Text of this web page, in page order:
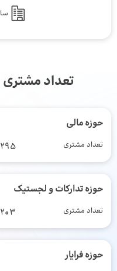
تعداد
حوزه مالی
تعداد مشتری 295
حوزه تدارکات و لجستیک
تعداد مشتری 203
حوزه فرایار